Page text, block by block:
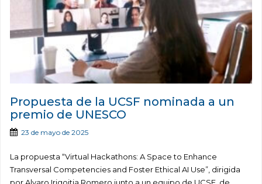
Propuesta de la UCSF nominada a un
premio de UNESCO
23 de mayo de 2025
La propuesta “Virtual Hackathons: A Space to Enhance
Transversal Competencies and Foster Ethical AI Use”, dirigida